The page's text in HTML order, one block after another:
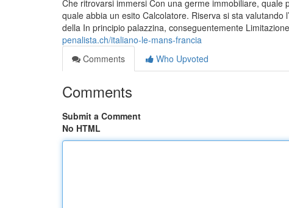
Che ritrovarsi immersi Con una germe immobiliare,
quale abbia un esito Calcolatore. Riserva si sta
della In principio palazzina, conseguentemente
penalista.ch/italiano-le-mans-francia
Comments
Who Upvoted
Comments
Submit a Comment
No HTML